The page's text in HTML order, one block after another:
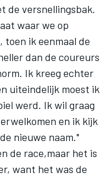
de versnellingsbak.
waar we op
toen ik eenmaal de
dan de coureurs
Ik kreeg echter
uiteindelijk moest ik
werd. Ik wil graag
en ik kijk
nieuwe naam."
de race,maar het is
want het was de